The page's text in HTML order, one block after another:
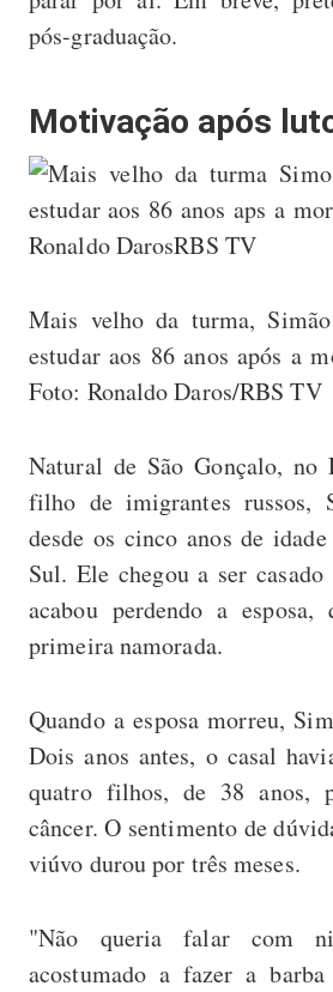
pós-graduação.
Motivação após
Mais velho da turma,
estudar aos 86 anos após a
Foto: Ronaldo Daros/RBS TV
Natural de São Gonçalo, no
filho de imigrantes russos,
desde os cinco anos de
Sul. Ele chegou a ser
acabou perdendo a
primeira namorada.
Quando a esposa morreu,
Dois anos antes, o casal
quatro filhos, de 38 anos,
câncer. O sentimento de
viúvo durou por três meses.
"Não queria falar com
acostumado a fazer a